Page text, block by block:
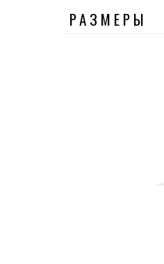
РАЗМЕРЫ